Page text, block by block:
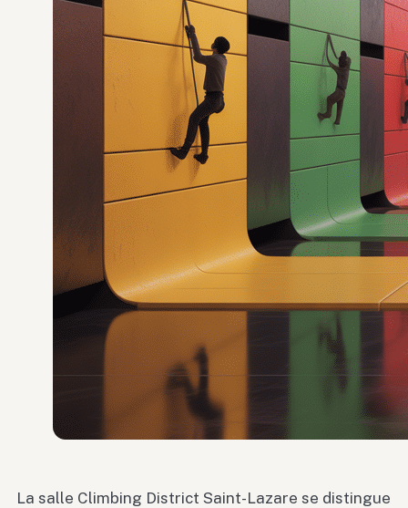
La salle Climbing District Saint-Lazare se distingue